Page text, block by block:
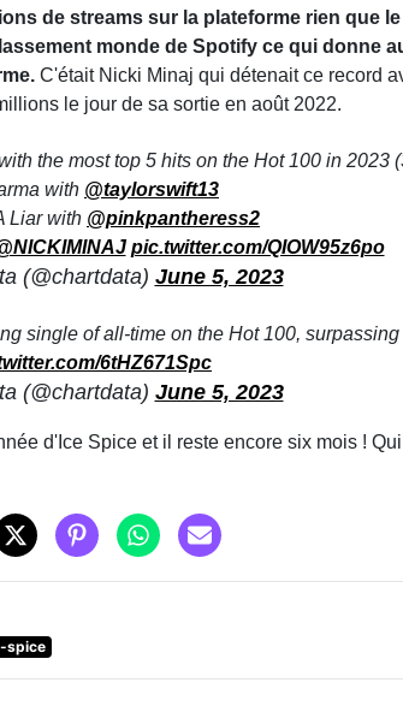
de streams sur la plateforme rien que
monde de Spotify ce qui donne
C'était Nicki Minaj qui détenait ce record
le jour de sa sortie en août 2022.
the most top 5 hits on the Hot 100 in 2023
with @taylorswift13
Liar with @pinkpantheress2
pic.twitter.com/QIOW95z6po
(@chartdata) June 5, 2023
single of all-time on the Hot 100, surpassing
6tHZ671Spc
(@chartdata) June 5, 2023
d'Ice Spice et il reste encore six mois !
spice